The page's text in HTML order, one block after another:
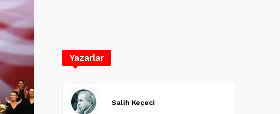
Yazarlar
Salih Keçeci